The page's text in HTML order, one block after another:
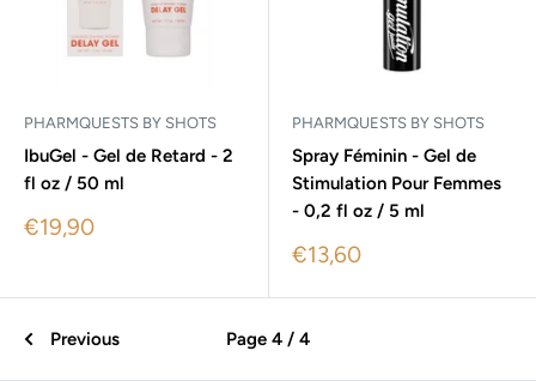
PHARMQUESTS BY SHOTS
IbuGel - Gel de Retard - 2
fl oz / 50 ml
Sale
€19,90
PHARMQUESTS BY SHOTS
Spray Féminin - Gel de
Stimulation Pour Femmes
- 0,2 fl oz / 5 ml
Sale
€13,60
Previous Page 4 / 4